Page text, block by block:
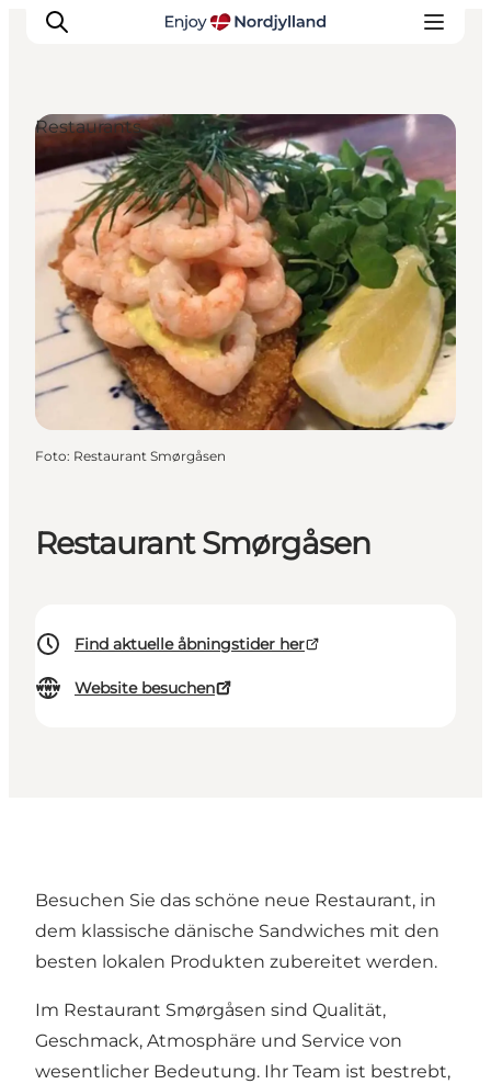
Erlebnisse
Reiseplanung
Destinationen
Guides
Veranstaltungen
Für Kinder
Restaurant Smørgåsen
Find aktuelle åbningstider her
Website besuchen
Restaurants
Foto: Restaurant Smørgåsen
Besuchen Sie das schöne neue Restaurant, in
dem klassische dänische Sandwiches mit den
besten lokalen Produkten zubereitet werden.
Im Restaurant Smørgåsen sind Qualität,
Geschmack, Atmosphäre und Service von
wesentlicher Bedeutung. Ihr Team ist bestrebt,